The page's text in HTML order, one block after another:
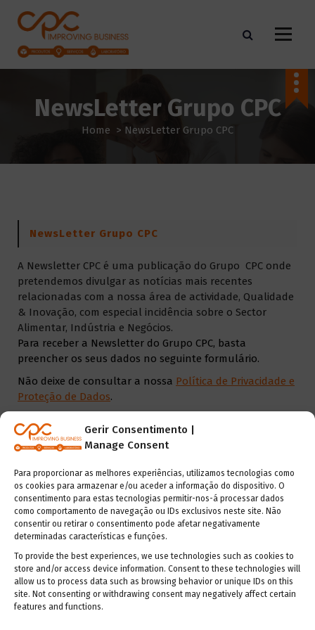
Gerir Consentimento |
Manage Consent
Para proporcionar as melhores experiências, utilizamos tecnologias como
os cookies para armazenar e/ou aceder a informação do dispositivo. O
consentimento para estas tecnologias permitir-nos-á processar dados
como comportamento de navegação ou IDs exclusivos neste site. Não
consentir ou retirar o consentimento pode afetar negativamente
determinadas características e funções.
To provide the best experiences, we use technologies such as cookies to
store and/or access device information. Consent to these technologies will
allow us to process data such as browsing behavior or unique IDs on this
site. Not consenting or withdrawing consent may negatively affect certain
features and functions.
t
e
NewsLetter Grupo CPC
Home > NewsLetter Grupo CPC
NewsLetter Grupo CPC
A Newsletter CPC é uma publicação do Grupo CPC onde
pretendemos divulgar as notícias mais recentes
relacionadas com a nossa área de actividade, Qualidade
& Inovação, com especial incidência sobre o Sector
Alimentar, Indústria e Negócios.
Para receber a Newsletter do Grupo CPC, basta
preencher os seus dados no seguinte formulário.
Não deixe de consultar a nossa Política de Privacidade e
Proteção de Dados.
outra finalidade, sendo conservados durante os
períodos definidos na nossa Política de Privacidade e
Proteção de Dados. A Castro, Pinto & Costa, Lda. apenas
comunicará os dados identificados aos seus prestadores
de serviços para a finalidade descrita.
Poderá retirar o presente consentimento a qualquer
momento. Saiba mais sobre a forma como os seus dados
serão tratados consultando a nossaPolítica de
Privacidade e Proteção de Dados.